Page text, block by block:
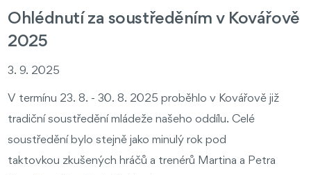
Ohlédnutí za soustředěním v Kovářově
2025
3. 9. 2025
V termínu 23. 8. - 30. 8. 2025 proběhlo v Kovářově již
tradiční soustředění mládeže našeho oddílu. Celé
soustředění bylo stejně jako minulý rok pod
taktovkou zkušených hráčů a trenérů Martina a Petra